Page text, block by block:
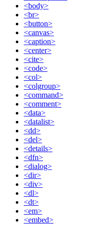
<body>
<br>
<button>
<canvas>
<caption>
<center>
<cite>
<code>
<col>
<colgroup>
<command>
<comment>
<data>
<datalist>
<dd>
<del>
<details>
<dfn>
<dialog>
<dir>
<div>
<dl>
<dt>
<em>
<embed>